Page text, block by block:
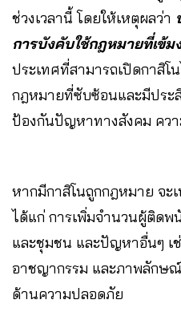
ช่วงเวลานี้ โดยให้เหตุผลว่า
การบังคับใช้กฎหมายที่เข้ม
ประเทศที่สามารถเปิดกาสิ
กฎหมายที่ซับซ้อนและมีประ
ป้องกันปัญหาทางสังคม คว
หากมีกาสิโนถูกกฎหมาย จะ
ได้แก่ การเพิ่มจำนวนผู้ติดพ
และชุมชน และปัญหาอื่นๆ เ
อาชญากรรม และภาพลักษณ์
ด้านความปลอดภัย